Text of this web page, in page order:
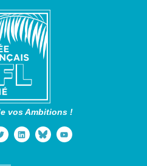
vos Ambitions !